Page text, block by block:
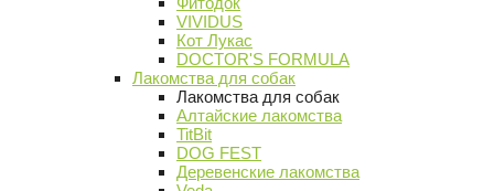
VIVIDUS
Кот Лукас
DOCTOR'S FORMULA
Лакомства для собак
Лакомства для собак
Алтайские лакомства
TitBit
DOG FEST
Деревенские лакомства